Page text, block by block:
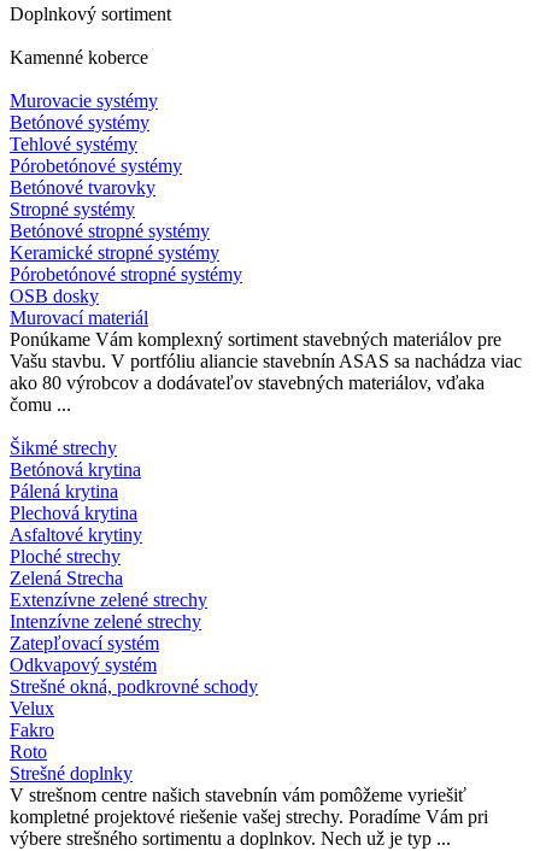
Doplnkový sortiment
Kamenné koberce
Murovacie systémy
Betónové systémy
Tehlové systémy
Pórobetónové systémy
Betónové tvarovky
Stropné systémy
Betónové stropné systémy
Keramické stropné systémy
Pórobetónové stropné systémy
OSB dosky
Murovací materiál
Ponúkame Vám komplexný sortiment stavebných materiálov pre
Vašu stavbu. V portfóliu aliancie stavebnín ASAS sa nachádza viac
ako 80 výrobcov a dodávateľov stavebných materiálov, vďaka
čomu ...
Šikmé strechy
Betónová krytina
Pálená krytina
Plechová krytina
Asfaltové krytiny
Ploché strechy
Zelená Strecha
Extenzívne zelené strechy
Intenzívne zelené strechy
Zatepľovací systém
Odkvapový systém
Strešné okná, podkrovné schody
Velux
Fakro
Roto
Strešné doplnky
V strešnom centre našich stavebnín vám pomôžeme vyriešiť
kompletné projektové riešenie vašej strechy. Poradíme Vám pri
výbere strešného sortimentu a doplnkov. Nech už je typ ...